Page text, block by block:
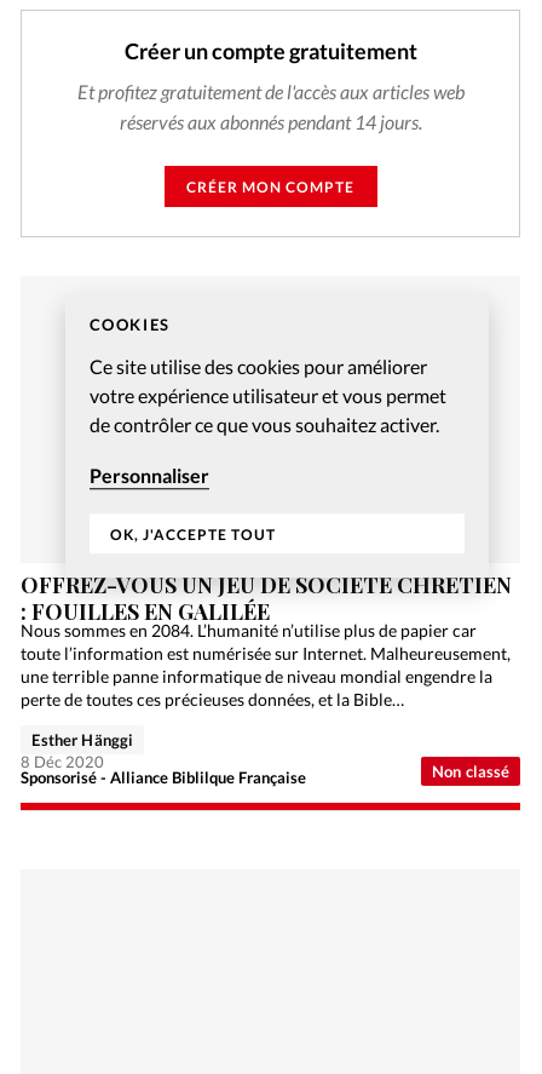
COOKIES
Ce site utilise des cookies pour améliorer
votre expérience utilisateur et vous permet
de contrôler ce que vous souhaitez activer.
Personnaliser
OK, J'ACCEPTE TOUT
Créer un compte gratuitement
Et profitez gratuitement de l'accès aux articles web
réservés aux abonnés pendant 14 jours.
CRÉER MON COMPTE
Non classé
OFFREZ-VOUS UN JEU DE SOCIÉTÉ CHRÉTIEN
: FOUILLES EN GALILÉE
Nous sommes en 2084. L’humanité n’utilise plus de papier car
toute l’information est numérisée sur Internet. Malheureusement,
une terrible panne informatique de niveau mondial engendre la
perte de toutes ces précieuses données, et la Bible…
Sponsorisé - Alliance Biblilque Française
Esther Hänggi
8 Déc 2020